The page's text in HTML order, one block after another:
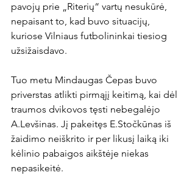
pavojų prie „Riterių“ vartų nesukūrė,
nepaisant to, kad buvo situacijų,
kuriose Vilniaus futbolininkai tiesiog
užsižaisdavo.
Tuo metu Mindaugas Čepas buvo
priverstas atlikti pirmąjį keitimą, kai dėl
traumos dvikovos tęsti nebegalėjo
A.Levšinas. Jį pakeitęs E.Stočkūnas iš
žaidimo neiškrito ir per likusį laiką iki
kėlinio pabaigos aikštėje niekas
nepasikeitė.